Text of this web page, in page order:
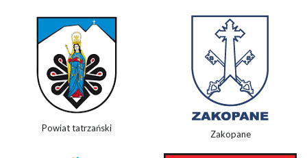
Powiat tatrzański
Zakopane